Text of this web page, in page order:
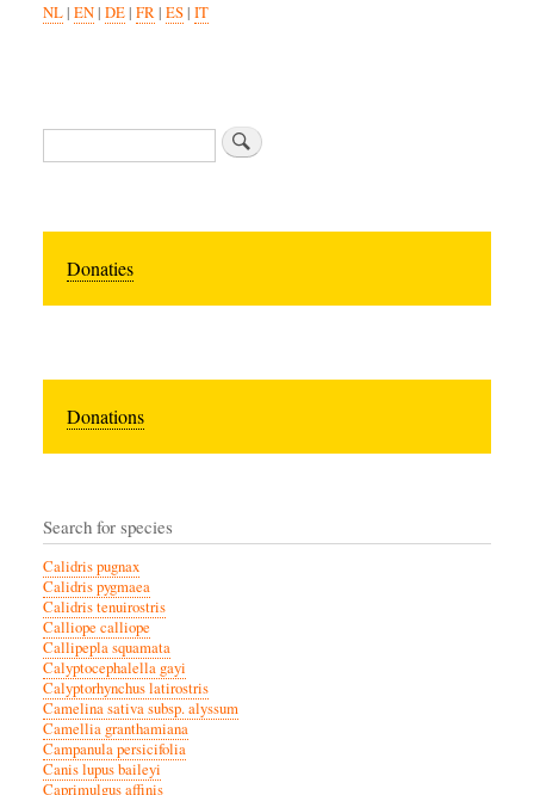
NL| EN| DE| FR| ES| IT
Zoeken
Donaties
Donations
Search for species
Calidris pugnax
Calidris pygmaea
Calidris tenuirostris
Calliope calliope
Callipepla squamata
Calyptocephalella gayi
Calyptorhynchus latirostris
Camelina sativa subsp. alyssum
Camellia granthamiana
Campanula persicifolia
Canis lupus baileyi
Caprimulgus affinis